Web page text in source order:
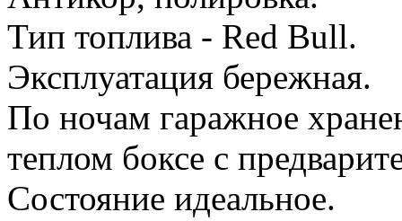
Тип топлива - Red Bull.
Эксплуатация бережная.
По ночам гаражное
теплом боксе с
Состояние идеальное.